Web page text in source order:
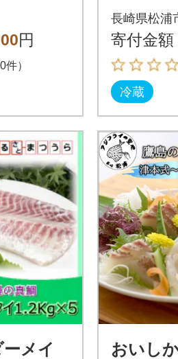
円
件）
長崎県松浦
寄付金額
冷蔵
メイ
おいし